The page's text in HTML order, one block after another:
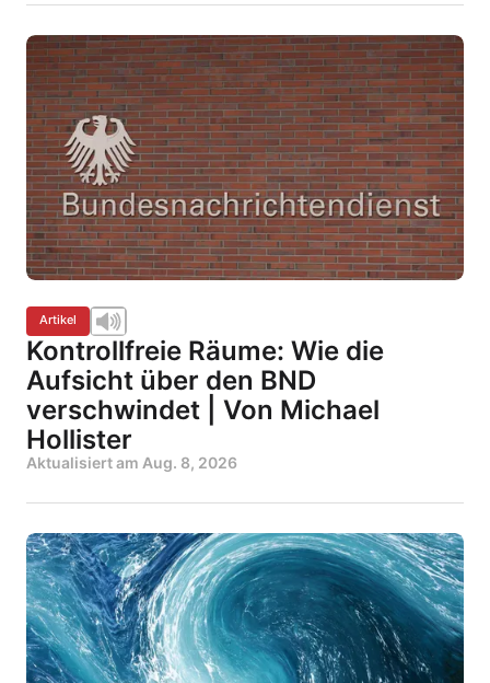
Artikel
Kontrollfreie Räume: Wie die
Aufsicht über den BND
verschwindet | Von Michael
Hollister
Aktualisiert am Aug. 8, 2026